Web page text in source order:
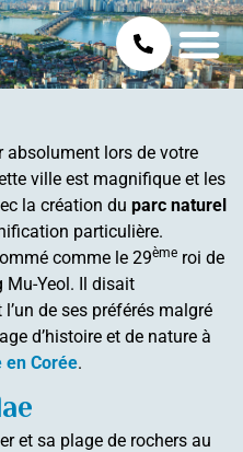
absolument lors de votre
ville est magnifique et les
la création du parc naturel
particulière.
comme le 29ème roi de
Mu-Yeol. Il disait
de ses préférés malgré
d’histoire et de nature à
en Corée.
et sa plage de rochers au